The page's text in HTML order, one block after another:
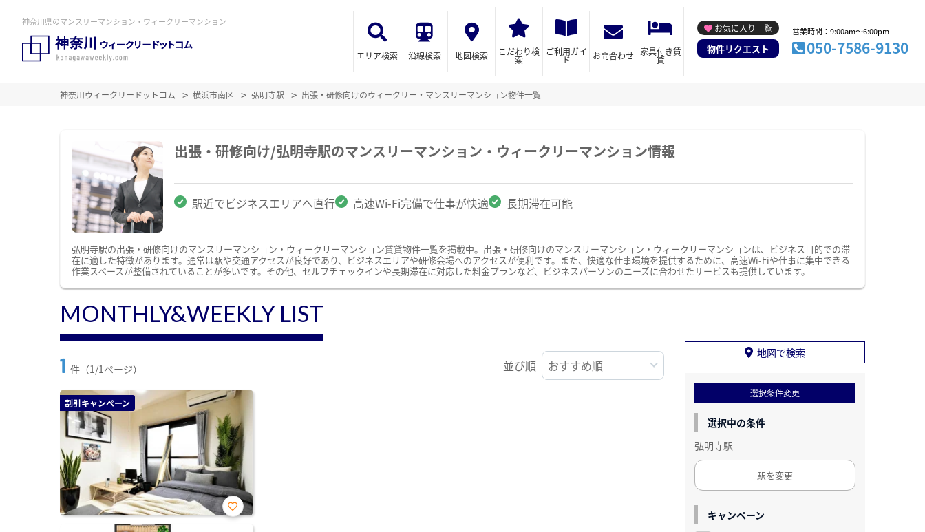
神奈川県のマンスリーマンション・ウィークリーマンション
エリア検索 沿線検索 地図検索 こだわり検
索
ご利用ガイ
ド お問合わせ 家具付き賃
貸
お気に入り一覧
物件リクエスト
営業時間：9:00am～6:00pm
050-7586-9130
神奈川ウィークリードットコム 横浜市南区 弘明寺駅 出張・研修向けのウィークリー・マンスリーマンション物件一覧
出張・研修向け/弘明寺駅のマンスリーマンション・ウィークリーマンション情報
駅近でビジネスエリアへ直行 高速Wi-Fi完備で仕事が快適 長期滞在可能
弘明寺駅の出張・研修向けのマンスリーマンション・ウィークリーマンション賃貸物件一覧を掲載中。出張・研修向けのマンスリーマンション・ウィークリーマンションは、ビジネス目的での滞
在に適した特徴があります。通常は駅や交通アクセスが良好であり、ビジネスエリアや研修会場へのアクセスが便利です。また、快適な仕事環境を提供するために、高速Wi-Fiや仕事に集中できる
作業スペースが整備されていることが多いです。その他、セルフチェックインや長期滞在に対応した料金プランなど、ビジネスパーソンのニーズに合わせたサービスも提供しています。
MONTHLY&WEEKLY LIST
1 件（1/1ページ） 並び順
割引キャンペーン
お気
地図で検索
選択条件変更
選択中の条件
弘明寺駅
駅を変更
キャンペーン